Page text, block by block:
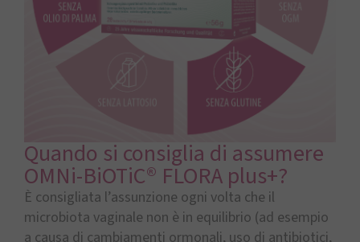
Quando si consiglia di assumere
OMNi-BiOTiC® FLORA plus+?
È consigliata l’assunzione ogni volta che il
microbiota vaginale non è in equilibrio (ad esempio
a causa di cambiamenti ormonali, uso di antibiotici,